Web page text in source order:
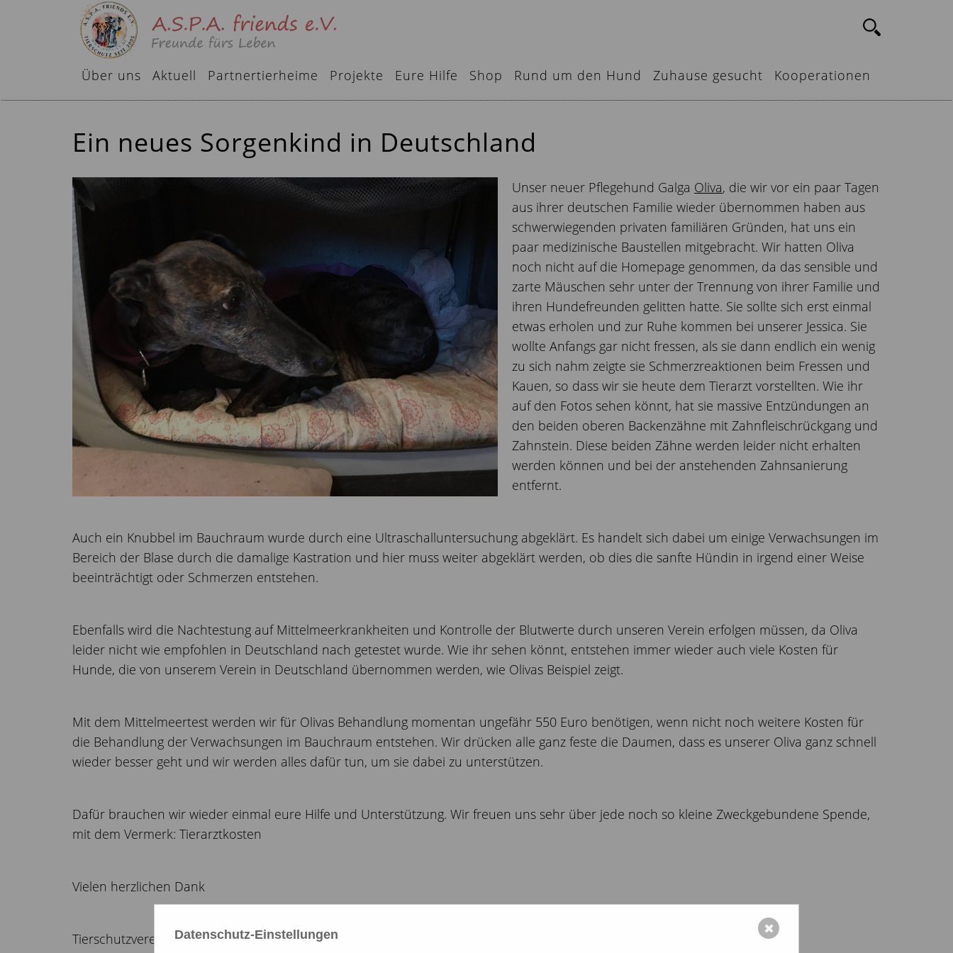
Über uns Aktuell Partnertierheime Projekte Eure Hilfe Shop Rund um den Hund Zuhause gesucht Kooperationen
Ein neues Sorgenkind in Deutschland
Unser neuer Pflegehund Galga Oliva, die wir vor ein paar Tagen
aus ihrer deutschen Familie wieder übernommen haben aus
schwerwiegenden privaten familiären Gründen, hat uns ein
paar medizinische Baustellen mitgebracht. Wir hatten Oliva
noch nicht auf die Homepage genommen, da das sensible und
zarte Mäuschen sehr unter der Trennung von ihrer Familie und
ihren Hundefreunden gelitten hatte. Sie sollte sich erst einmal
etwas erholen und zur Ruhe kommen bei unserer Jessica. Sie
wollte Anfangs gar nicht fressen, als sie dann endlich ein wenig
zu sich nahm zeigte sie Schmerzreaktionen beim Fressen und
Kauen, so dass wir sie heute dem Tierarzt vorstellten. Wie ihr
auf den Fotos sehen könnt, hat sie massive Entzündungen an
den beiden oberen Backenzähne mit Zahnfleischrückgang und
Zahnstein. Diese beiden Zähne werden leider nicht erhalten
werden können und bei der anstehenden Zahnsanierung
entfernt.
Auch ein Knubbel im Bauchraum wurde durch eine Ultraschalluntersuchung abgeklärt. Es handelt sich dabei um einige Verwachsungen im
Bereich der Blase durch die damalige Kastration und hier muss weiter abgeklärt werden, ob dies die sanfte Hündin in irgend einer Weise
beeinträchtigt oder Schmerzen entstehen.
Ebenfalls wird die Nachtestung auf Mittelmeerkrankheiten und Kontrolle der Blutwerte durch unseren Verein erfolgen müssen, da Oliva
leider nicht wie empfohlen in Deutschland nach getestet wurde. Wie ihr sehen könnt, entstehen immer wieder auch viele Kosten für
Hunde, die von unserem Verein in Deutschland übernommen werden, wie Olivas Beispiel zeigt.
Mit dem Mittelmeertest werden wir für Olivas Behandlung momentan ungefähr 550 Euro benötigen, wenn nicht noch weitere Kosten für
die Behandlung der Verwachsungen im Bauchraum entstehen. Wir drücken alle ganz feste die Daumen, dass es unserer Oliva ganz schnell
wieder besser geht und wir werden alles dafür tun, um sie dabei zu unterstützen.
Dafür brauchen wir wieder einmal eure Hilfe und Unterstützung. Wir freuen uns sehr über jede noch so kleine Zweckgebundene Spende,
mit dem Vermerk: Tierarztkosten
Vielen herzlichen Dank
Tierschutzverein A.S.P.A. friends e.V.
Datenschutz-Einstellungen ✖